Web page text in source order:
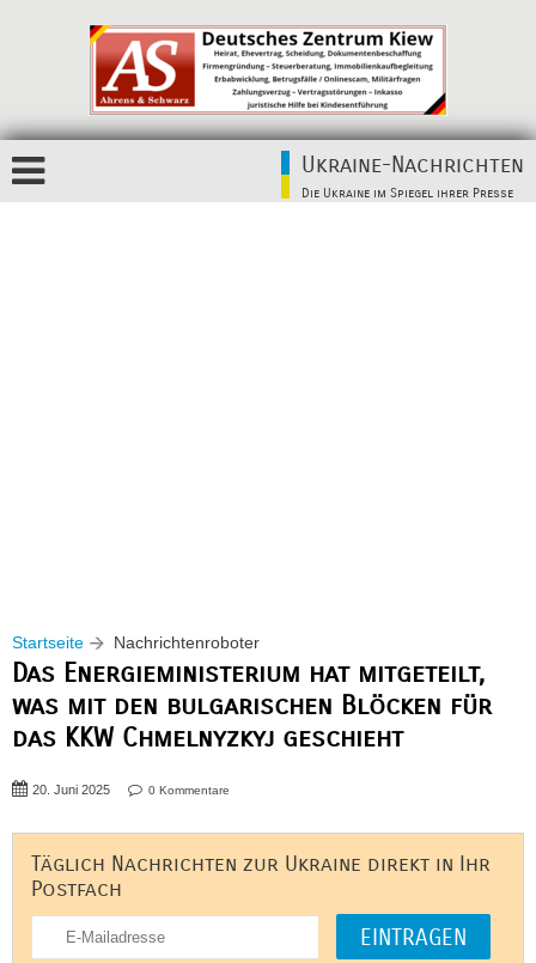
Ukraine-Nachrichten
Die Ukraine im Spiegel ihrer Presse
Startseite Nachrichtenroboter
Das Energieministerium hat mitgeteilt,
was mit den bulgarischen Blöcken für
das KKW Chmelnyzkyj geschieht
20. Juni 2025 0 Kommentare
Täglich Nachrichten zur Ukraine direkt in Ihr
Postfach